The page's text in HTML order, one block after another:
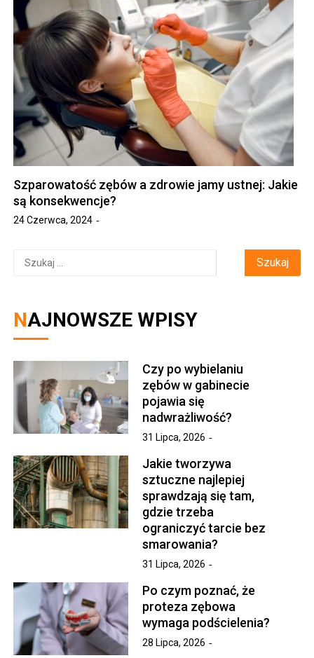
Szparowatość zębów a zdrowie jamy ustnej: Jakie
są konsekwencje?
24 Czerwca, 2024
Szukaj:
NAJNOWSZE WPISY
Czy po wybielaniu
zębów w gabinecie
pojawia się
nadwrażliwość?
31 Lipca, 2026
Jakie tworzywa
sztuczne najlepiej
sprawdzają się tam,
gdzie trzeba
ograniczyć tarcie bez
smarowania?
31 Lipca, 2026
Po czym poznać, że
proteza zębowa
wymaga podścielenia?
28 Lipca, 2026